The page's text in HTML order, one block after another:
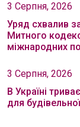
3 Серпня, 2026
Уряд схвалив
Митного
міжнародних
3 Серпня, 2026
В Україні
для